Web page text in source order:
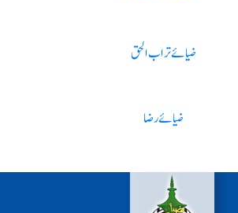
ضیائے تراب الحق
ضیائے رضا